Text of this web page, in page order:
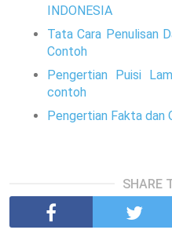
INDONESIA
Tata Cara Penulisan
Contoh
Pengertian Puisi
contoh
Pengertian Fakta dan
SHARE